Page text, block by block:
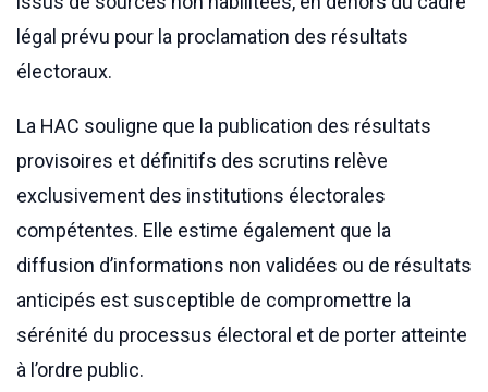
légal prévu pour la proclamation des résultats
électoraux.
La HAC souligne que la publication des résultats
provisoires et définitifs des scrutins relève
exclusivement des institutions électorales
compétentes. Elle estime également que la
diffusion d’informations non validées ou de résultats
anticipés est susceptible de compromettre la
sérénité du processus électoral et de porter atteinte
à l’ordre public.